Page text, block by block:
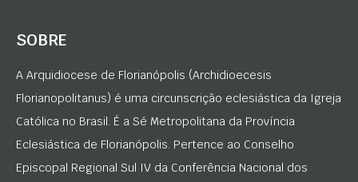
SOBRE
A Arquidiocese de Florianópolis (Archidioecesis
Florianopolitanus) é uma circunscrição eclesiástica da Igreja
Católica no Brasil. É a Sé Metropolitana da Província
Eclesiástica de Florianópolis. Pertence ao Conselho
Episcopal Regional Sul IV da Conferência Nacional dos